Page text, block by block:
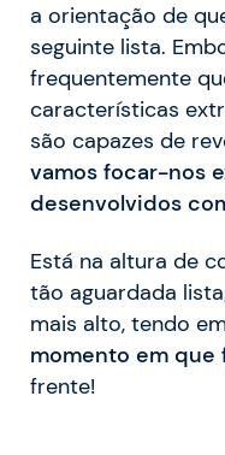
a orientação de
seguinte lista.
frequentemente
características
são capazes de
vamos focar-nos
desenvolvidos
Está na altura de
tão aguardada
mais alto, tendo
momento em que
frente!